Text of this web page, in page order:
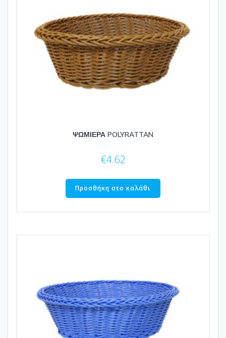
ΨΩΜΙΕΡΑ POLYRATTAN
€4.62
Προσθήκη στο καλάθι